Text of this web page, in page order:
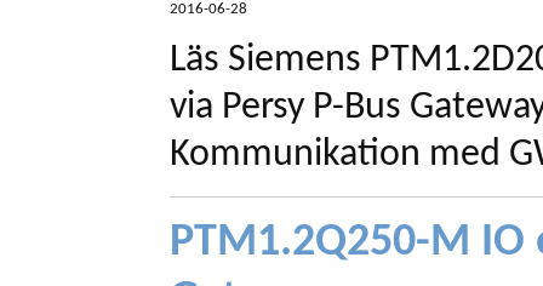
2016-06-28
Läs Siemens
via Persy P-Bus
Kommunikation med
PTM1.2Q250-M IO